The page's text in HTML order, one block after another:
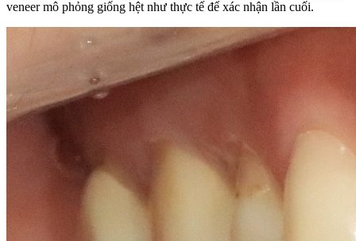
veneer mô phỏng giống hệt như thực tế để xác nhận lần cuối.